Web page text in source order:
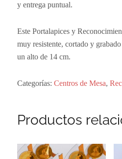
y entrega puntual.
Este Portalapices y
muy resistente, cortado y
un alto de 14 cm.
Categorías: Centros de Mesa,
Productos